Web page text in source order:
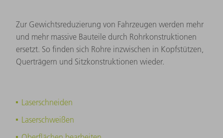
Zur Gewichtsreduzierung von Fahrzeugen werden mehr
und mehr massive Bauteile durch Rohrkonstruktionen
ersetzt. So finden sich Rohre inzwischen in Kopfstützen,
Querträgern und Sitzkonstruktionen wieder.
Laserschneiden
Laserschweißen